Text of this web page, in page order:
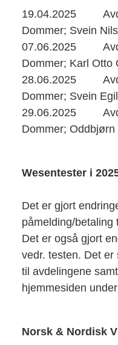
19.04.2025
Dommer; Svein
07.06.2025
Dommer; Karl Otto
28.06.2025
Dommer; Svein
29.06.2025
Dommer; Oddbjørn
Wesentester i
Det er gjort
påmelding/betaling
Det er også gjort
vedr. testen. Det
til avdelingene
hjemmesiden
Norsk & Nordisk